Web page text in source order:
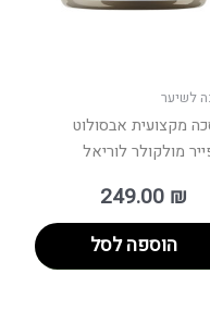
לשיער
מקצועית אבסולוט
מולקולר לוריאל
249.00 ₪
הוספה לסל